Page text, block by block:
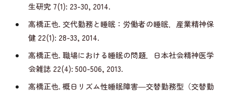
生研究 7(1): 23-30, 2014.
高橋正也. 交代勤務と睡眠：労働者の睡眠．産業精神保
健 22(1): 28-33, 2014.
高橋正也. 職場における睡眠の問題．日本社会精神医学
会雑誌 22(4): 500-506, 2013.
高橋正也. 概日リズム性睡眠障害―交替勤務型（交替勤